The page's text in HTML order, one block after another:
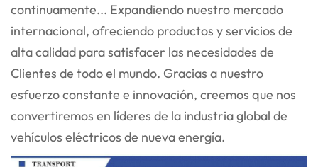
continuamente... Expandiendo nuestro mercado
internacional, ofreciendo productos y servicios de
alta calidad para satisfacer las necesidades de
Clientes de todo el mundo. Gracias a nuestro
esfuerzo constante e innovación, creemos que nos
convertiremos en líderes de la industria global de
vehículos eléctricos de nueva energía.